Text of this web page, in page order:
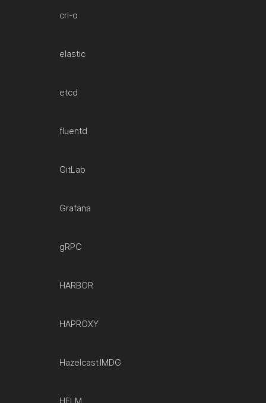
cri-o
elastic
etcd
fluentd
GitLab
Grafana
gRPC
HARBOR
HAPROXY
Hazelcast IMDG